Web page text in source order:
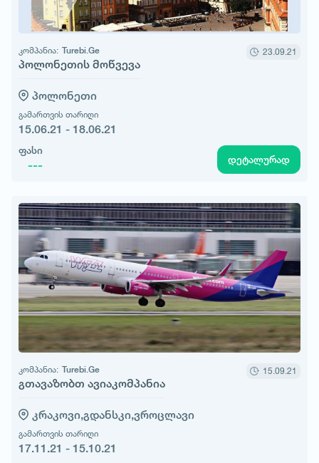
კომპანია: Turebi.Ge
პოლონეთის მოწვევა
23.09.21
პოლონეთი
გამართვის თარიღი
15.06.21 - 18.06.21
ფასი
--- დეტალურად
კომპანია: Turebi.Ge
გთავაზობთ ავიაკომპანია
15.09.21
კრაკოვი,გდანსკი,ვროცლავი
გამართვის თარიღი
17.11.21 - 15.10.21